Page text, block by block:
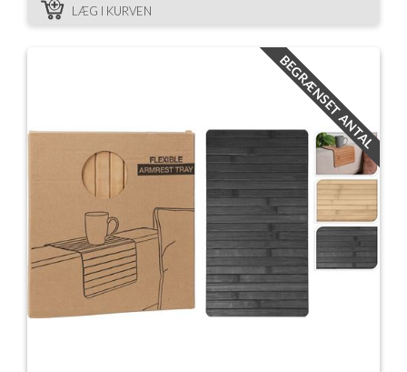
LÆG I KURVEN
BEGRÆNSET ANTAL